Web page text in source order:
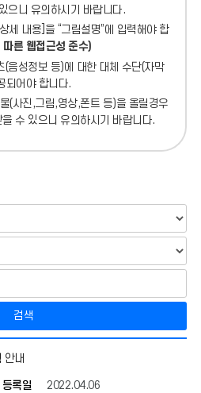
으니 유의하시기 바랍니다.
세 내용]을 “그림설명”에 입력해야 합
른 웹접근성 준수)
(음성정보 등)에 대한 대체 수단(자막
되어야 합니다.
(사진,그림,영상,폰트 등)을 올릴경우
수 있으니 유의하시기 바랍니다.
검색
안내
등록일 2022.04.06